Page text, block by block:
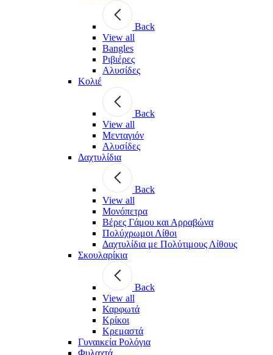
Back
View all
Bangles
Ριβιέρες
Αλυσίδες
Κολιέ
Back
View all
Μενταγιόν
Αλυσίδες
Δαχτυλίδια
Back
View all
Μονόπετρα
Βέρες Γάμου και Αρραβώνα
Πολύχρωμοι Λίθοι
Δαχτυλίδια με Πολύτιμους Λίθους
Σκουλαρίκια
Back
View all
Καρφωτά
Κρίκοι
Κρεμαστά
Γυναικεία Ρολόγια
Φυλαχτά